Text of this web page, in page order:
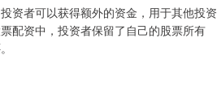
资者可以获得额外的资金，用于其他投资
配资中，投资者保留了自己的股票所有